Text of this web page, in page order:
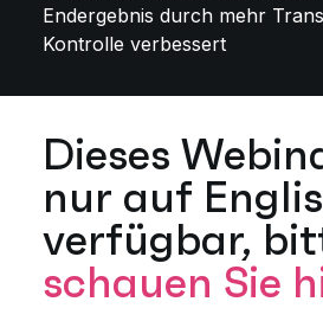
Endergebnis durch mehr
Kontrolle verbessert
Dieses
nur auf
verfügbar,
schauen Sie